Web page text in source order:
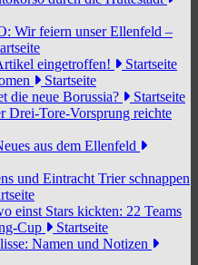
Wir feiern unser Ellenfeld –
eingetroffen!
Startseite
Startseite
die neue Borussia?
Startseite
Drei-Tore-Vorsprung reichte
aus dem Ellenfeld
und Eintracht Trier schnappen
einst Stars kickten: 22 Teams
Cup
Startseite
Namen und Notizen